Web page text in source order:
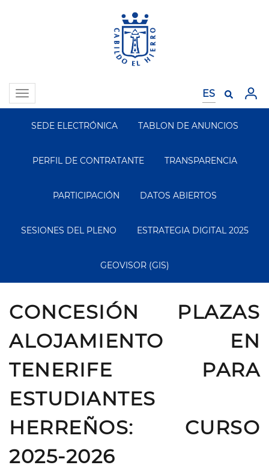
Toggle
navigation
Segundo
Menu
SEDE ELECTRÓNICA TABLON DE ANUNCIOS
PERFIL DE CONTRATANTE TRANSPARENCIA
PARTICIPACIÓN DATOS ABIERTOS
SESIONES DEL PLENO ESTRATEGIA DIGITAL 2025
GEOVISOR (GIS)
CONCESIÓN PLAZAS
ALOJAMIENTO EN
TENERIFE PARA
ESTUDIANTES
HERREÑOS: CURSO
2025-2026